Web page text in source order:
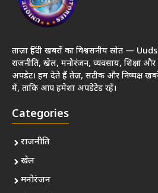
ताज़ा हिंदी खबरों का विश्वसनीय स्रोत — Uuds
राजनीति, खेल, मनोरंजन, व्यवसाय, शिक्षा
अपडेट। हम देते हैं तेज़, सटीक और निष्पक्ष
में, ताकि आप हमेशा अपडेटेड रहें।
Categories
राजनीति
खेल
मनोरंजन